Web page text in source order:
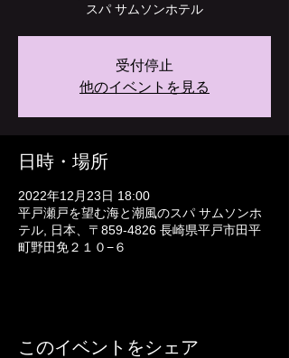
スパ サムソンホテル
受付停止
他のイベントを見る
日時・場所
2022年12月23日 18:00
平戸瀬戸を望む海と潮風のスパ サムソンホ
テル, 日本、〒859-4826 長崎県平戸市田平
町野田免２１０−６
このイベントをシェア